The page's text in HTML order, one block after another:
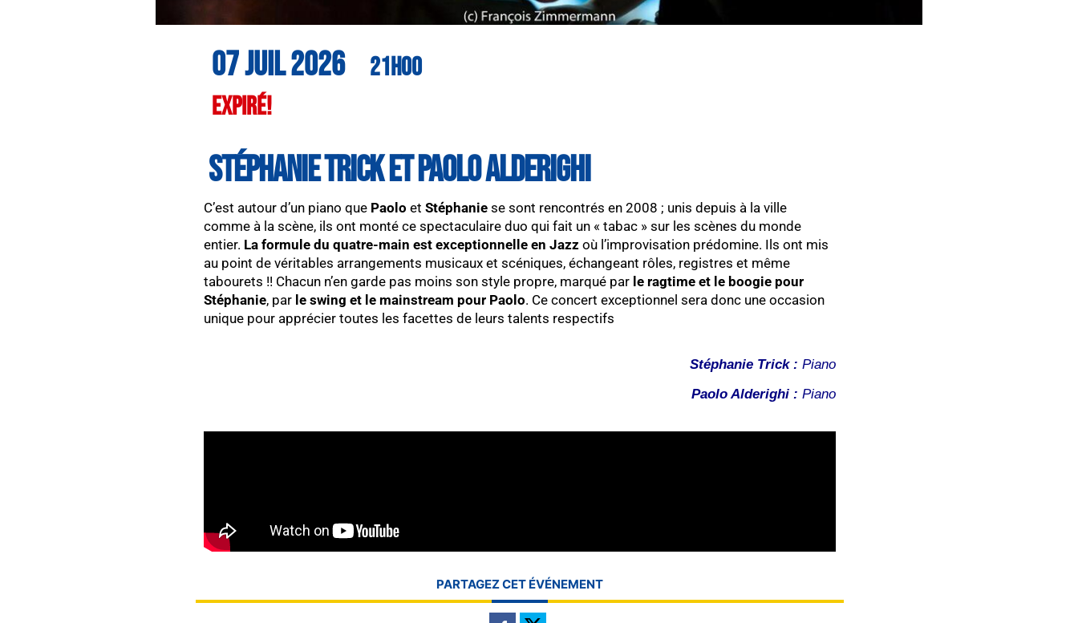
07 JUIL 2026
Expiré!
21h00
STÉPHANIE TRICK ET PAOLO ALDERIGHI
C’est autour d’un piano que Paolo etStéphanie se sont rencontrés en 2008 ; unis depuis à la ville
comme à la scène, ils ont monté ce spectaculaire duo qui fait un « tabac » sur les scènes du monde
entier. La formule du quatre-main est exceptionnelle en Jazz où l’improvisation prédomine. Ils ont mis
au point de véritables arrangements musicaux et scéniques, échangeant rôles, registres et même
tabourets !! Chacun n’en garde pas moins son style propre, marqué par le ragtime et le boogie pour
Stéphanie, par le swing et le mainstream pour Paolo. Ce concert exceptionnel sera donc une occasion
unique pour apprécier toutes les facettes de leurs talents respectifs
Stéphanie Trick : Piano
Paolo Alderighi : Piano
PARTAGEZ CET ÉVÉNEMENT